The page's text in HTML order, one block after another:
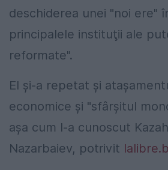
deschiderea unei "noi ere"
principalele instituţii ale
reformate".
El şi-a repetat şi
economice şi "sfârşitul
aşa cum l-a cunoscut
Nazarbaiev, potrivit